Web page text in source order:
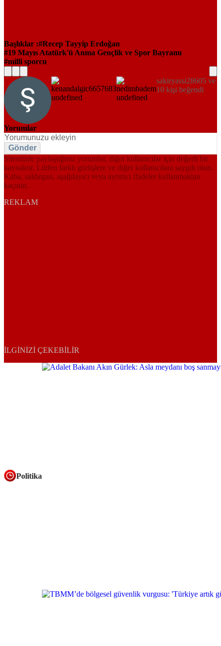
Başlıklar : Recep Tayyip Erdoğan
19 Mayıs Atatürk'ü Anma Gençlik ve Spor Bayramı
milli sporcu
sakiryassi28605 ve
10 kişi beğendi
Yorumlar
Gönder
Sitemizde paylaştığınız yorumlar, diğer kullanıcılar için değerli bir
kaynaktır. Lütfen farklı görüşlere ve diğer kullanıcılara saygılı olun.
Kaba, saldırgan, aşağılayıcı veya ayrımcı ifadeler kullanmaktan
kaçının.
REKLAM
İLGINIZI ÇEKEBILIR
Politika